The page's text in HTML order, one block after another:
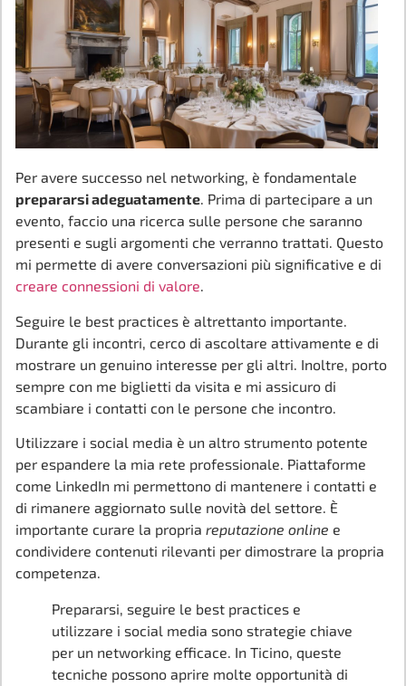
Per avere successo nel networking, è fondamentale
prepararsi adeguatamente. Prima di partecipare a un
evento, faccio una ricerca sulle persone che saranno
presenti e sugli argomenti che verranno trattati. Questo
mi permette di avere conversazioni più significative e di
creare connessioni di valore.
Seguire le best practices è altrettanto importante.
Durante gli incontri, cerco di ascoltare attivamente e di
mostrare un genuino interesse per gli altri. Inoltre, porto
sempre con me biglietti da visita e mi assicuro di
scambiare i contatti con le persone che incontro.
Utilizzare i social media è un altro strumento potente
per espandere la mia rete professionale. Piattaforme
come LinkedIn mi permettono di mantenere i contatti e
di rimanere aggiornato sulle novità del settore. È
importante curare la propria reputazione online e
condividere contenuti rilevanti per dimostrare la propria
competenza.
Prepararsi, seguire le best practices e
utilizzare i social media sono strategie chiave
per un networking efficace. In Ticino, queste
tecniche possono aprire molte opportunità di